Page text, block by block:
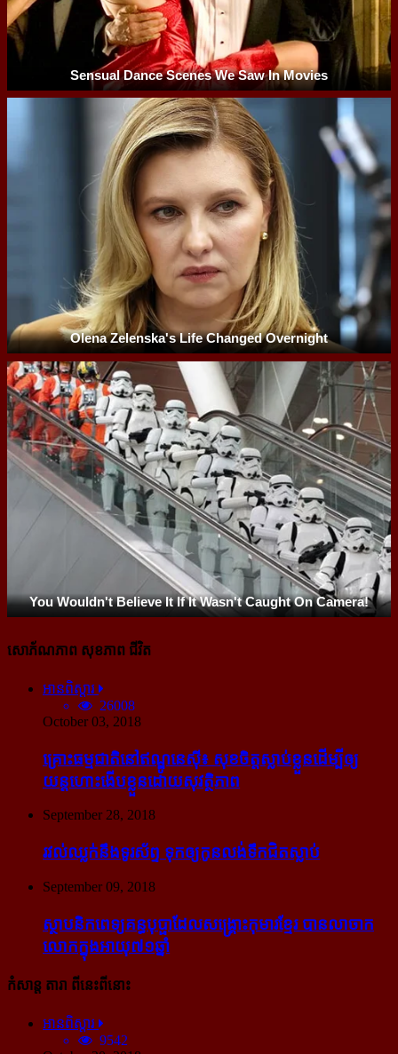
សោភ័ណភាព សុខភាព ជីវិត
អានពិស្ដារ
26008
October 03, 2018
គ្រោះធម្មជាតិនៅឥណ្ឌូនេស៊ី៖ សុខចិត្ត​ស្លាប់​ខ្លួន​ដើម្បី​ឲ្យ​
យន្ដហោះ​ងើប​ខ្លួន​ដោយ​សុវត្ថិភាព
September 28, 2018
រវល់​ឈ្លក់​នឹង​ទូរស័ព្ទ ទុក​ឲ្យ​កូន​លង់​ទឹក​ជិត​ស្លាប់
September 09, 2018
ស្ថាបនិក​ពេទ្យ​គន្ធបុប្ផា​ដែល​សង្គ្រោះ​កុមារ​ខ្មែរ​ បាន​លាចាក​
លោក​ក្នុង​អាយុ​៧១ឆ្នាំ
កំសាន្ដ តារា ពីនេះពីនោះ
អានពិស្ដារ
9542